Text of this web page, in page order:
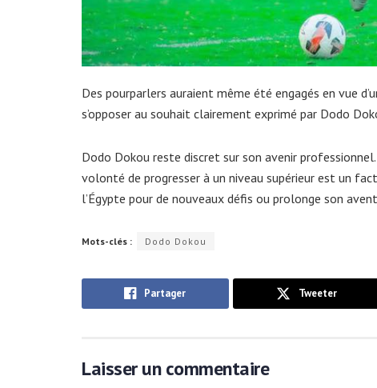
Des pourparlers auraient même été engagés en vue
s’opposer au souhait clairement exprimé par Dodo
Dodo Dokou reste discret sur son avenir
volonté de progresser à un niveau supérieur est un
l’Égypte pour de nouveaux défis ou prolonge son
Mots-clés : Dodo Dokou
Partager Tweeter
Laisser un commentaire